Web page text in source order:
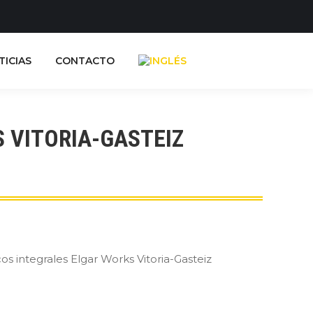
CONTACTO
VITORIA-GASTEIZ
integrales Elgar Works Vitoria-Gasteiz